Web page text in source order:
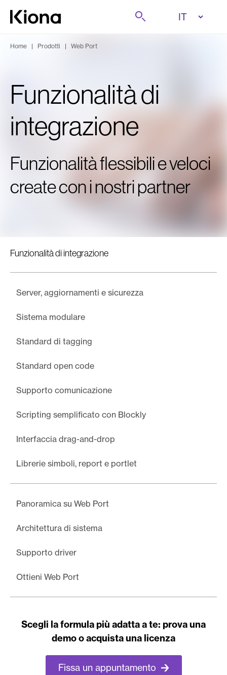
Passa al contenuto
Vai alla homepage
Cerca
Home | Prodotti | Web Port
Funzionalità di
integrazione
Funzionalità flessibili e veloci
create con i nostri partner
Funzionalità di integrazione
Server, aggiornamenti e sicurezza
Sistema modulare
Standard di tagging
Standard open code
Supporto comunicazione
Scripting semplificato con Blockly
Interfaccia drag-and-drop
Librerie simboli, report e portlet
Panoramica su Web Port
Architettura di sistema
Supporto driver
Ottieni Web Port
Scegli la formula più adatta a te: prova una
demo o acquista una licenza
Fissa un appuntamento